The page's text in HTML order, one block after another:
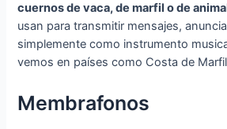
cuernos de vaca, de marfil o de
usan para transmitir mensajes,
simplemente como instrumento
vemos en países como Costa de
Membrafonos